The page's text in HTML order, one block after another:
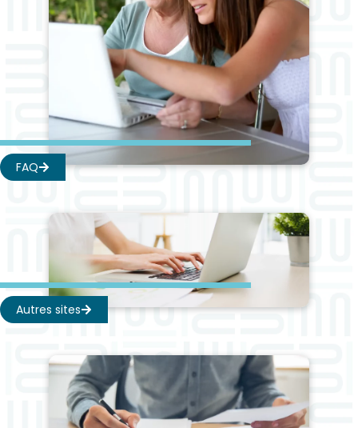
FAQ
Autres sites